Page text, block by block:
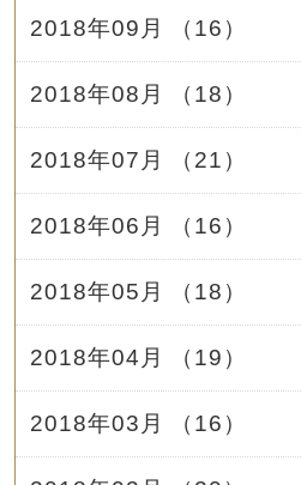
2018年09月 （16）
2018年08月 （18）
2018年07月 （21）
2018年06月 （16）
2018年05月 （18）
2018年04月 （19）
2018年03月 （16）